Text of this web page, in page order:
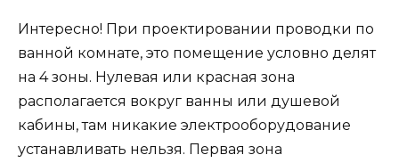
Интересно! При проектировании проводки по
ванной комнате, это помещение условно делят
на 4 зоны. Нулевая или красная зона
располагается вокруг ванны или душевой
кабины, там никакие электрооборудование
устанавливать нельзя. Первая зона